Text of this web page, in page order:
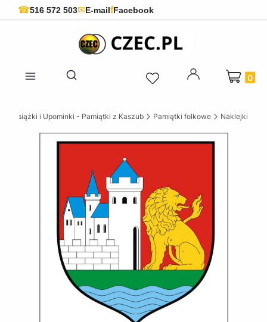
☎516 572 503✉E-mailfFacebook
Otwórz wyszukiwarkę
Produkty
Książki i Upominki - Pamiątki z Kaszub Pamiątki folkowe Naklejki